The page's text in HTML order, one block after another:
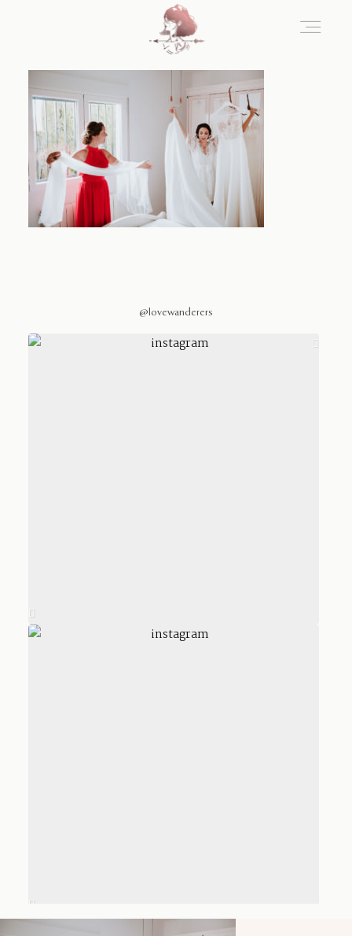
@lovewanderers
Home
Sobre Nosotros